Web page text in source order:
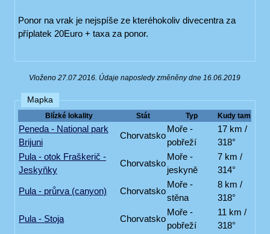
Ponor na vrak je nejspíše ze kteréhokoliv divecentra za
příplatek 20Euro + taxa za ponor.
Vloženo 27.07.2016. Údaje naposledy změněny dne 16.06.2019
Mapka
Blízké lokality Stát Typ Kudy tam
Peneda - National park
Brijuni
Chorvatsko
Moře -
pobřeží
17 km /
318°
Pula - otok Fraškerič -
Jeskyňky
Chorvatsko
Moře -
jeskyně
7 km /
314°
Pula - průrva (canyon) Chorvatsko
Moře -
stěna
8 km /
318°
Pula - Stoja Chorvatsko
Moře -
pobřeží
11 km /
318°